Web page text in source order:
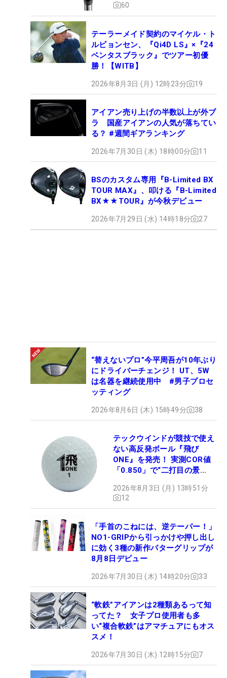
60
テーラーメイド契約のマイケル・ト
ルビョンセン、『Qi4D LS』×『24
ベンタスブラック』でツアー初優
勝！【WITB】
2026年8月3日 (月) 12時23分 19
アイアン売り上げの半数以上が外ブ
ラ 国産アイアンの人気が落ちてい
る？ #週間ギアランキング
2026年7月30日 (木) 18時00分 11
BSのカスタム専用『B-Limited BX
TOUR MAX』、叩ける『B-Limited
BX★★TOUR』が今秋デビュー
2026年7月29日 (水) 14時18分 27
“替えないプロ”今平周吾が10年ぶり
にドライバーチェンジ！ UT、5W
は名器を継続使用中 #男子プロセ
ッティング
2026年8月6日 (木) 15時49分 38
テックウインドが競技で使え
ない高反発ボール『飛び
ONE』を発売！ 実測COR値
「0.850」で“二打目の景
2026年8月3日 (月) 13時51分
12
「手首のこねには、逆テーパー！」
NO1-GRIPから引っかけや押し出し
に効く3種の新作パターグリップが
8月8日デビュー
2026年7月30日 (木) 14時20分 33
“軟鉄”アイアンは2種類あるって知
ってた？ 女子プロ使用者も多
い“複合軟鉄”はアマチュアにもオス
スメ！
2026年7月30日 (木) 12時15分 7